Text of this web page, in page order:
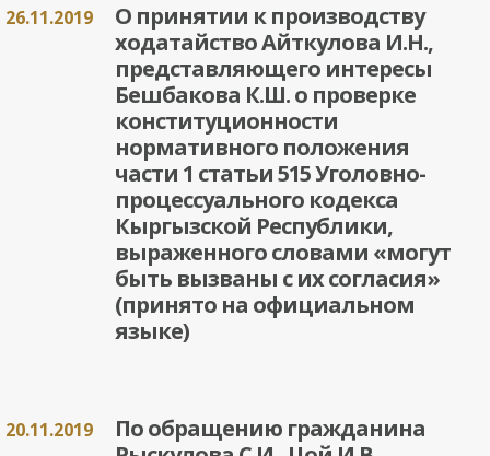
26.11.2019
О принятии к производству
ходатайство Айткулова И.Н.,
представляющего интересы
Бешбакова К.Ш. о проверке
конституционности
нормативного положения
части 1 статьи 515 Уголовно-
процессуального кодекса
Кыргызской Республики,
выраженного словами «могут
быть вызваны с их согласия»
(принято на официальном
языке)
20.11.2019
По обращению гражданина